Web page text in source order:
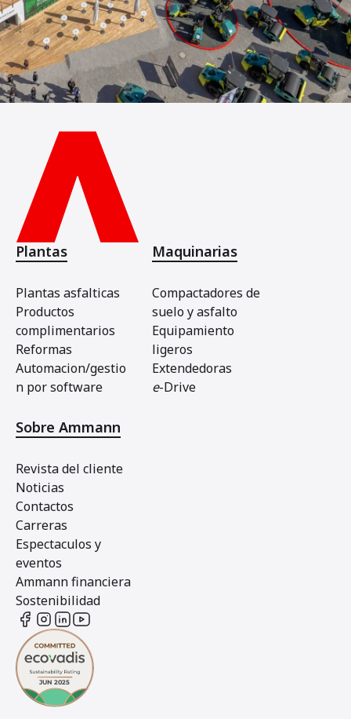
Plantas
Plantas asfalticas
Productos
complimentarios
Reformas
Automacion/gestio
n por software
Maquinarias
Compactadores de
suelo y asfalto
Equipamiento
ligeros
Extendedoras
e-Drive
Sobre Ammann
Revista del cliente
Noticias
Contactos
Carreras
Espectaculos y
eventos
Ammann financiera
Sostenibilidad